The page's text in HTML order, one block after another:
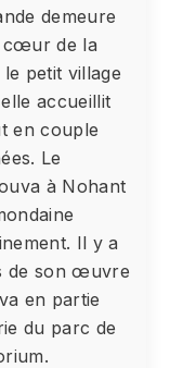
demeure
cœur de la
petit village
accueillit
en couple
Le
à Nohant
Il y a
de son œuvre
en partie
du parc de